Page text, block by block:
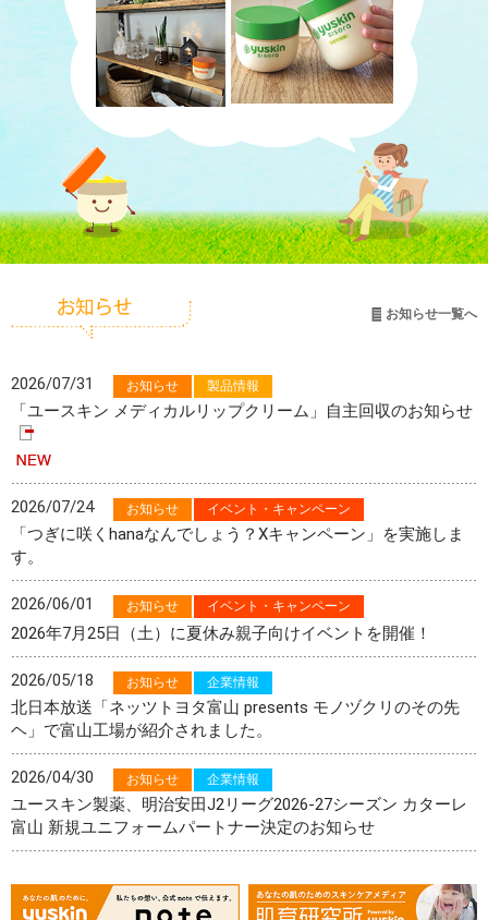
お知らせ一覧へ
2026/07/31 お知らせ 製品情報
「ユースキン メディカルリップクリーム」自主回収のお知らせ
2026/07/24 お知らせ イベント・キャンペーン
「つぎに咲くhanaなんでしょう？Xキャンペーン」を実施しま
す。
2026/06/01 お知らせ イベント・キャンペーン
2026年7月25日（土）に夏休み親子向けイベントを開催！
2026/05/18 お知らせ 企業情報
北日本放送「ネッツトヨタ富山 presents モノヅクリのその先
ヘ」で富山工場が紹介されました。
2026/04/30 お知らせ 企業情報
ユースキン製薬、明治安田J2リーグ2026-27シーズン カターレ
富山 新規ユニフォームパートナー決定のお知らせ